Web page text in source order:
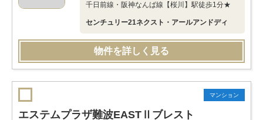
千日前線・阪神なんば線【桜川】駅徒歩1分★
センチュリー21ネクスト・アールアンドディ
物件を詳しく見る
マンション
エステムプラザ難波EASTⅡブレスト